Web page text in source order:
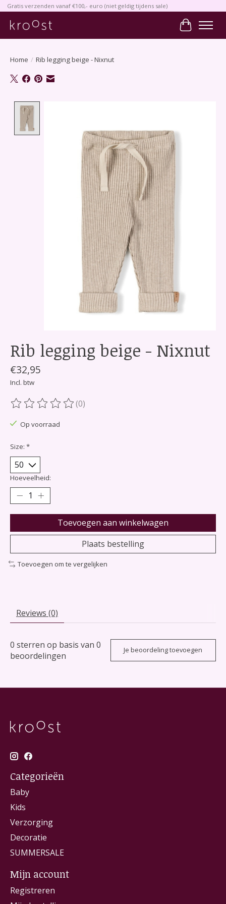
Gratis verzenden vanaf €100,- euro (niet geldig tijdens sale)
Home / Rib legging beige - Nixnut
Rib legging beige - Nixnut
€32,95
Incl. btw
De beoordeling van dit product is
(0)
Op voorraad
Size: *
Hoeveelheid:
Toevoegen aan winkelwagen
Plaats bestelling
Toevoegen om te vergelijken
Reviews (0)
0 sterren op basis van 0
beoordelingen
Je beoordeling toevoegen
Categorieën
Baby
Kids
Verzorging
Decoratie
SUMMERSALE
Mijn account
Registreren